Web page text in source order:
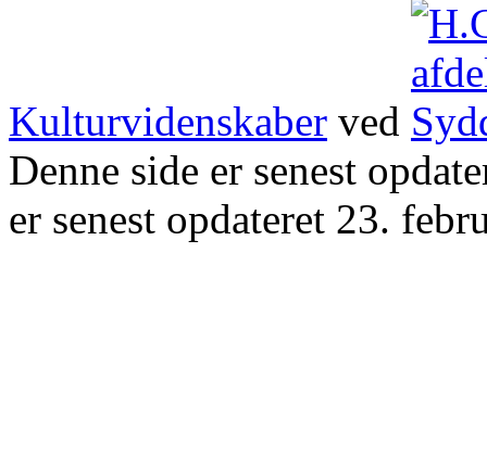
Kulturvidenskaber ved
Denne side er senest
er senest opdateret 23.